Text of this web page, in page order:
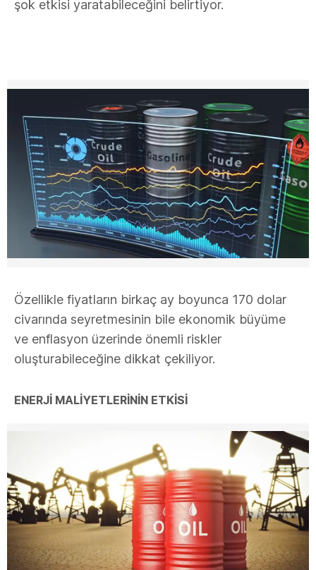
şok etkisi yaratabileceğini belirtiyor.
Özellikle fiyatların birkaç ay boyunca 170 dolar
civarında seyretmesinin bile ekonomik büyüme
ve enflasyon üzerinde önemli riskler
oluşturabileceğine dikkat çekiliyor.
ENERJI MALIYETLERININ ETKISI